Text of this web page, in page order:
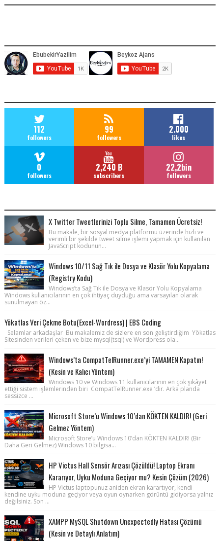
112
followers
99
followers
2.000
likes
0
followers
2,240 B
subscribers
22,2bin
followers
X Twitter Tweetlerinizi Toplu Silme, Tamamen Ücretsiz!
Bu makale, bir sosyal medya platformu üzerinde hızlı ve
verimli bir şekilde tweet silme işlemi yapmak için kullanılan
JavaScript kodunun...
Windows 10/11 Sağ Tık ile Dosya ve Klasör Yolu Kopyalama
(Registry Kodu)
Windows’ta Sağ Tık ile Dosya ve Klasör Yolu Kopyalama
Windows kullanıcılarının en çok ihtiyaç duyduğu ama varsayılan olarak
sunulmayan öz...
Yökatlas Veri Çekme Botu(Excel-Wordress) | EBS Coding
Selamlar arkadaşlar Bu makalemiz de sizlere en son geliştirdiğim Yökatlas
Sitesinden verileri çeken ve bize mysql(tsql) ve Wordpress ola...
Windows’ta CompatTelRunner.exe’yi TAMAMEN Kapatın!
(Kesin ve Kalıcı Yöntem)
Windows 10 ve Windows 11 kullanıcılarının en çok şikâyet
ettiği sistem işlemlerinden biri CompatTelRunner.exe ’dir. Arka planda
sessizce ...
Microsoft Store’u Windows 10’dan KÖKTEN KALDIR! (Geri
Gelmez Yöntem)
Microsoft Store’u Windows 10’dan KÖKTEN KALDIR! (Bir
Daha Geri Gelmez) Windows 10 bilgisa...
HP Victus Hall Sensör Arızası Çözüldü! Laptop Ekranı
Kararıyor, Uyku Moduna Geçiyor mu? Kesin Çözüm (2026)
HP Victus laptopunuz aniden ekran karartıyor, kendi
kendine uyku moduna geçiyor veya oyun oynarken görüntü gidiyorsa yalnız
değilsiniz. Son ...
XAMPP MySQL Shutdown Unexpectedly Hatası Çözümü
(Kesin ve Detaylı Anlatım)